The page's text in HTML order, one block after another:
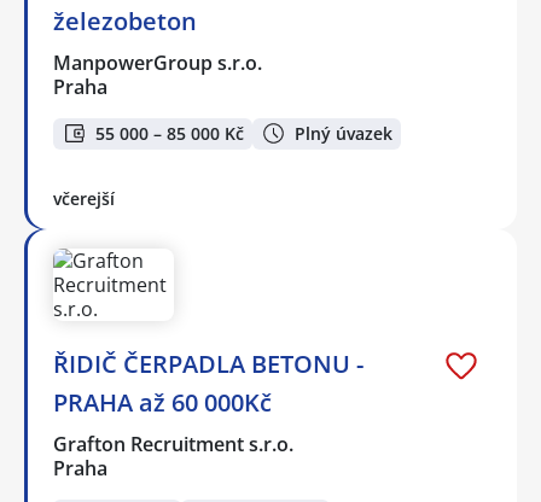
železobeton
ManpowerGroup s.r.o.
Praha
55 000 – 85 000 Kč Plný úvazek
včerejší
ŘIDIČ ČERPADLA BETONU -
PRAHA až 60 000Kč
Grafton Recruitment s.r.o.
Praha